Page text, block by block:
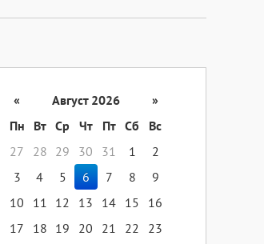
« Август 2026
»
Пн
Вт Ср Чт Пт Сб
Вс
27
28 29 30 31 1
2
3
4 5 6 7 8
9
10
11 12 13 14 15
16
17
18 19 20 21 22
23